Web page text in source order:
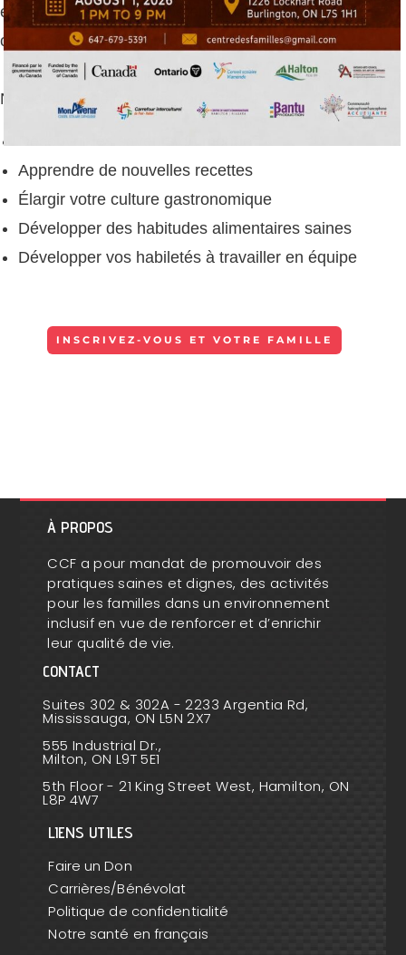
et développez vos compétences ainsi qu’un sens
critique dans vos choix alimentaires !
Nos ateliers de cuisines vous aide à:
Apprendre de nouvelles recettes
Élargir votre culture gastronomique
Développer des habitudes alimentaires saines
Développer vos habiletés à travailler en équipe
INSCRIVEZ-VOUS ET VOTRE FAMILLE
À PROPOS
CCF a pour mandat de promouvoir des
pratiques saines et dignes, des activités
pour les familles dans un environnement
inclusif en vue de renforcer et d’enrichir
leur qualité de vie.
CONTACT
Suites 302 & 302A - 2233 Argentia Rd,
Mississauga, ON L5N 2X7
555 Industrial Dr.,
Milton, ON L9T 5E1
5th Floor - 21 King Street West, Hamilton, ON
L8P 4W7
LIENS UTILES
Faire un Don
Carrières/Bénévolat
Politique de confidentialité
Notre santé en français